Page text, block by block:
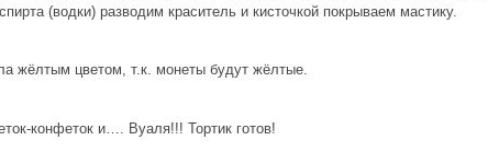
(водки) разводим краситель и кисточкой покрываем мастику.
жёлтым цветом, т.к. монеты будут жёлтые.
конфеток и…. Вуаля!!! Тортик готов!